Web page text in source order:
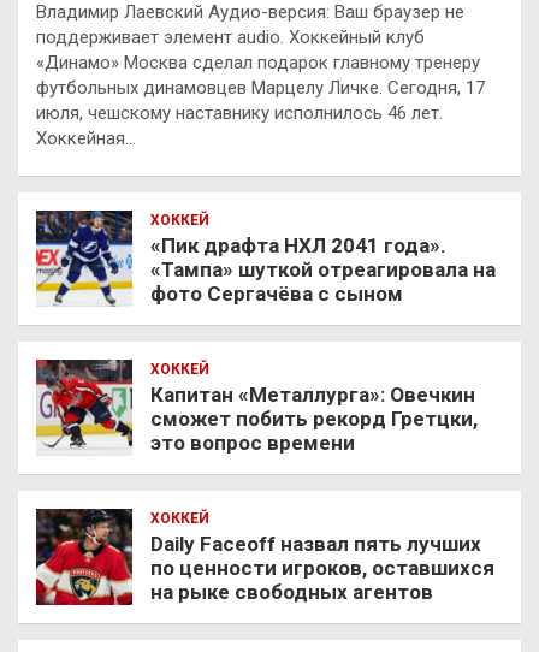
Владимир Лаевский Аудио-версия: Ваш браузер не
поддерживает элемент audio. Хоккейный клуб
«Динамо» Москва сделал подарок главному тренеру
футбольных динамовцев Марцелу Личке. Сегодня, 17
июля, чешскому наставнику исполнилось 46 лет.
Хоккейная…
ХОККЕЙ
«Пик драфта НХЛ 2041 года».
«Тампа» шуткой отреагировала на
фото Сергачёва с сыном
ХОККЕЙ
Капитан «Металлурга»: Овечкин
сможет побить рекорд Гретцки,
это вопрос времени
ХОККЕЙ
Daily Faceoff назвал пять лучших
по ценности игроков, оставшихся
на рыке свободных агентов